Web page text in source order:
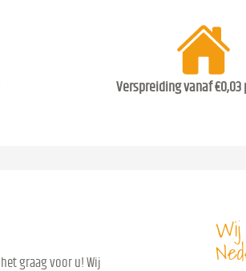
Verspreiding vanaf €0,03
graag voor u! Wij